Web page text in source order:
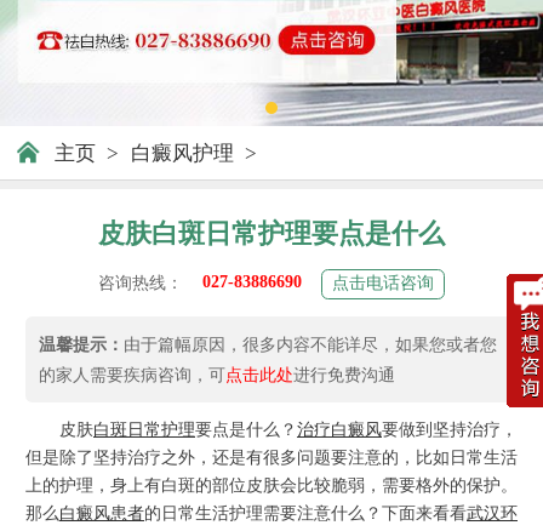
主页 > 白癜风护理 >
皮肤白斑日常护理要点是什么
咨询热线： 027-83886690 点击电话咨询
温馨提示： 由于篇幅原因，很多内容不能详尽，如果您或者您
的家人需要疾病咨询，可点击此处进行免费沟通
皮肤白斑日常护理要点是什么？ 治疗白癜风要做到坚持治疗，
但是除了坚持治疗之外，还是有很多问题要注意的，比如日常生活
上的护理，身上有白斑的部位皮肤会比较脆弱，需要格外的保护。
那么白癜风患者的日常生活护理需要注意什么？下面来看看武汉环